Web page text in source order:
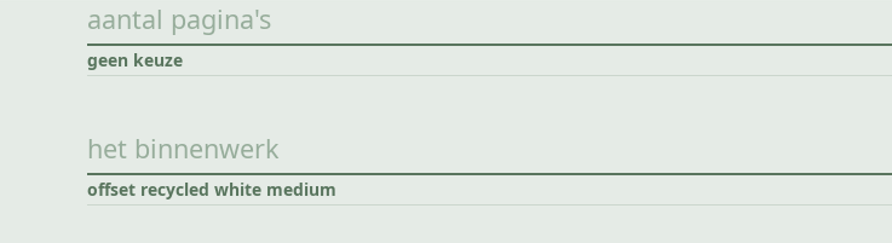
aantal pagina's
geen keuze
het binnenwerk
offset recycled white medium